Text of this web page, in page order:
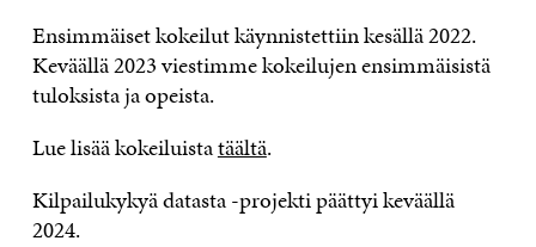
Ensimmäiset kokeilut käynnistettiin kesällä 2022.
Keväällä 2023 viestimme kokeilujen ensimmäisistä
tuloksista ja opeista.
Lue lisää kokeiluistatäältä.
Kilpailukykyä datasta -projekti päättyi keväällä
2024.